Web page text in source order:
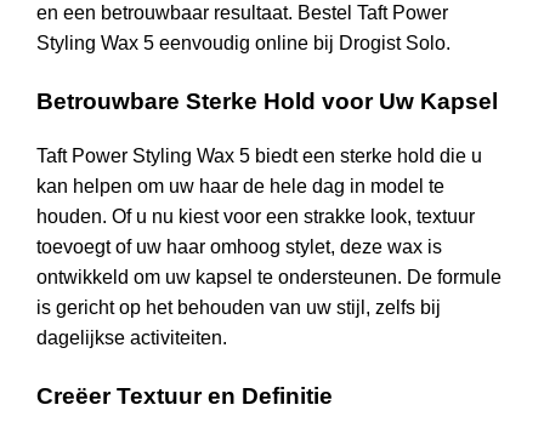
en een betrouwbaar resultaat. Bestel Taft Power
Styling Wax 5 eenvoudig online bij Drogist Solo.
Betrouwbare Sterke Hold voor Uw Kapsel
Taft Power Styling Wax 5 biedt een sterke hold die u
kan helpen om uw haar de hele dag in model te
houden. Of u nu kiest voor een strakke look, textuur
toevoegt of uw haar omhoog stylet, deze wax is
ontwikkeld om uw kapsel te ondersteunen. De formule
is gericht op het behouden van uw stijl, zelfs bij
dagelijkse activiteiten.
Creëer Textuur en Definitie